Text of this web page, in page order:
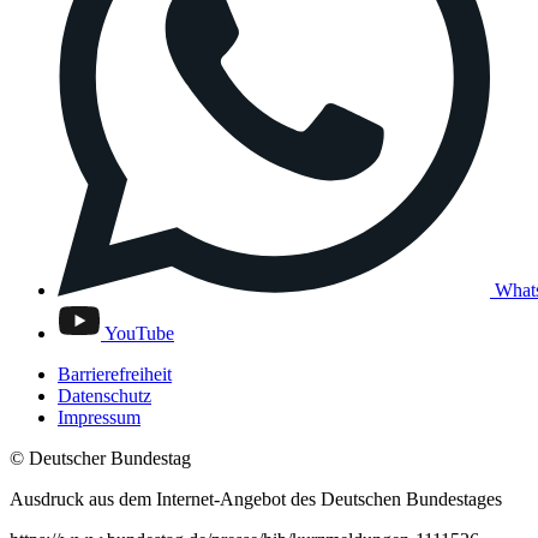
YouTube
Barrierefreiheit
Datenschutz
Impressum
© Deutscher Bundestag
Ausdruck aus dem Internet-Angebot des Deutschen Bundestages